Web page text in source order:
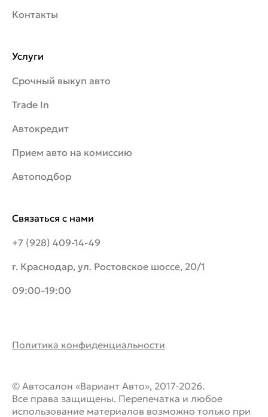
Контакты
Связаться с нами
+7 (928) 409-14-49
г. Краснодар, ул. Ростовское шоссе, 20/1
09:00–19:00
Услуги
Срочный выкуп авто
Trade In
Автокредит
Прием авто на комиссию
Автоподбор
Политика конфиденциальности
© Автосалон «Вариант Авто», 2017-2026.
Все права защищены. Перепечатка и любое
использование материалов возможно только при